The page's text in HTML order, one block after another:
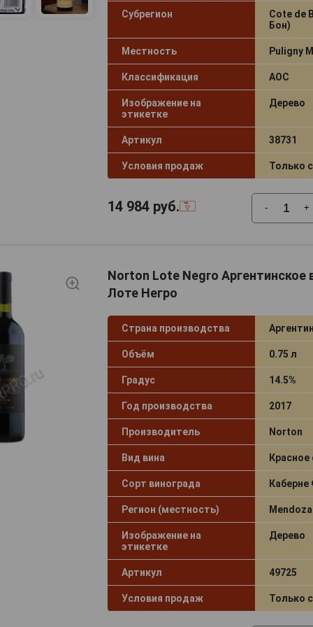
Субрегион
Cote de
Бон)
Местность Puligny
Классификация AOC
Изображение на
этикетке
Дерево
Артикул 38731
Условия продаж Только
14 984руб. - +
Norton Lote Negro Аргентинское
Лоте Негро
Страна производства
Объём 0.75 л
Градус 14.5%
Год производства 2017
Производитель Norton
Вид вина Красное
Сорт винограда Каберне
Регион (местность) Mendoza
Изображение на
этикетке
Дерево
Артикул 49725
Условия продаж Только